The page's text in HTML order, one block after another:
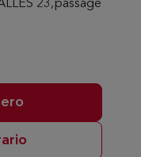
23,passage